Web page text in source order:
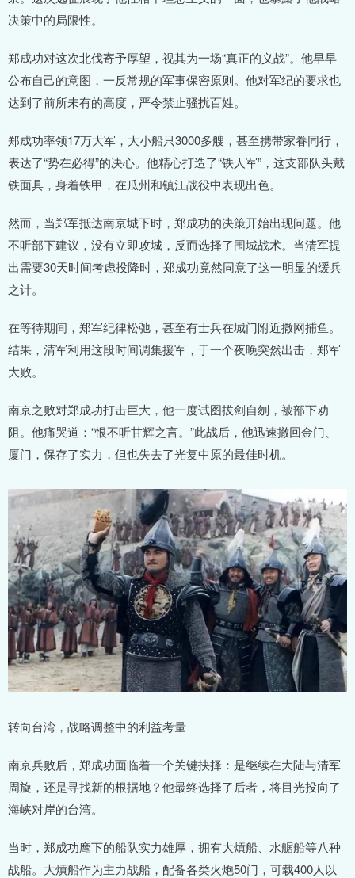
决策中的局限性。
郑成功对这次北伐寄予厚望，视其为一场“真正的义战”。他早早
公布自己的意图，一反常规的军事保密原则。他对军纪的要求也
达到了前所未有的高度，严令禁止骚扰百姓。
郑成功率领17万大军，大小船只3000多艘，甚至携带家眷同行，
表达了“势在必得”的决心。他精心打造了“铁人军”，这支部队头戴
铁面具，身着铁甲，在瓜州和镇江战役中表现出色。
然而，当郑军抵达南京城下时，郑成功的决策开始出现问题。他
不听部下建议，没有立即攻城，反而选择了围城战术。当清军提
出需要30天时间考虑投降时，郑成功竟然同意了这一明显的缓兵
之计。
在等待期间，郑军纪律松弛，甚至有士兵在城门附近撒网捕鱼。
结果，清军利用这段时间调集援军，于一个夜晚突然出击，郑军
大败。
南京之败对郑成功打击巨大，他一度试图拔剑自刎，被部下劝
阻。他痛哭道：“恨不听甘辉之言。”此战后，他迅速撤回金门、
厦门，保存了实力，但也失去了光复中原的最佳时机。
转向台湾，战略调整中的利益考量
南京兵败后，郑成功面临着一个关键抉择：是继续在大陆与清军
周旋，还是寻找新的根据地？他最终选择了后者，将目光投向了
海峡对岸的台湾。
当时，郑成功麾下的船队实力雄厚，拥有大熕船、水艍船等八种
战船。大熕船作为主力战船，配备各类火炮50门，可载400人以